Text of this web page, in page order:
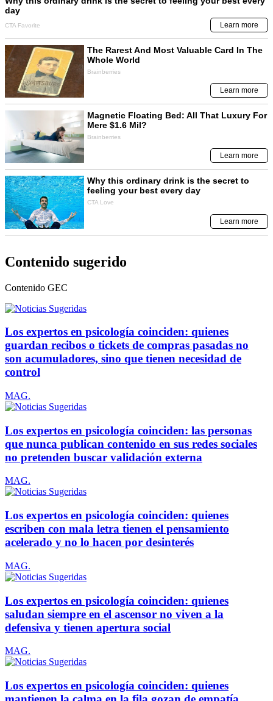
Contenido sugerido
Contenido GEC
Los expertos en psicología coinciden: quienes
guardan recibos o tickets de compras pasadas no
son acumuladores, sino que tienen necesidad de
control
MAG.
Los expertos en psicología coinciden: las personas
que nunca publican contenido en sus redes sociales
no pretenden buscar validación externa
MAG.
Los expertos en psicología coinciden: quienes
escriben con mala letra tienen el pensamiento
acelerado y no lo hacen por desinterés
MAG.
Los expertos en psicología coinciden: quienes
saludan siempre en el ascensor no viven a la
defensiva y tienen apertura social
MAG.
Los expertos en psicología coinciden: quienes